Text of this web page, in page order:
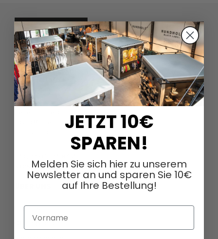
DAGMARFISCHER MODE GmbH
sales@dagmarfischermode.de
Über uns
Öffnungszeiten
JETZT 10€
SPAREN!
Melden Sie sich hier zu unserem
Newsletter an und sparen Sie 10€
auf Ihre Bestellung!
Vorname